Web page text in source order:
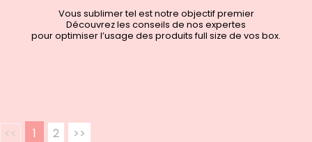
Vous sublimer tel est notre objectif premier
Découvrez les conseils de nos expertes
pour optimiser l’usage des produits full size de vos box.
<< 1 2 >>